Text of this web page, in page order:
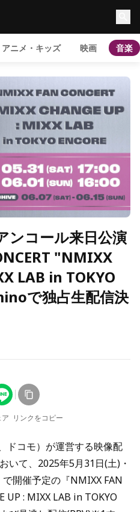
アニメ・キッズ 映画 音楽
ンコール来日公演
"NMIXX
LAB in TOKYO
で独占生配信決
リンクをコピー
ドコモ）が運営する映像配
て、2025年5月31日(土)・
開催予定の『NMIXX FAN
UP : MIXX LAB in TOKYO